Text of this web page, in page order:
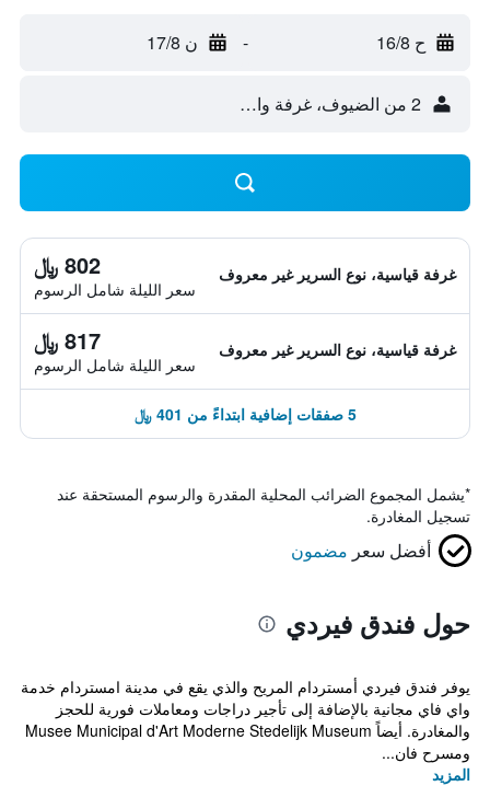
ح 16/8 - ن 17/8
2 من الضيوف، غرفة واحدة
غرفة قياسية، نوع السرير غير معروف 802 ﷼
سعر الليلة شامل الرسوم
غرفة قياسية، نوع السرير غير معروف 817 ﷼
سعر الليلة شامل الرسوم
5 صفقات إضافية ابتداءً من 401 ﷼
*يشمل المجموع الضرائب المحلية المقدرة والرسوم المستحقة عند
تسجيل المغادرة.
أفضل سعر مضمون
حول فندق فيردي
يوفر فندق فيردي أمستردام المريح والذي يقع في مدينة امستردام خدمة
واي فاي مجانية بالإضافة إلى تأجير دراجات ومعاملات فورية للحجز
والمغادرة. أيضاً Musee Municipal d'Art Moderne Stedelijk Museum
ومسرح فان...
المزيد